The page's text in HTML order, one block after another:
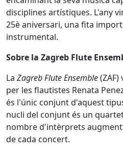
disciplines artístiques. L'any
25è aniversari, una fita
instrumental.
Sobre la Zagreb Flute
La Zagreb Flute Ensemble
per les flautistes Renata
és l'únic conjunt d'aquest
nucli del conjunt és un
nombre d'intèrprets
de cada concert.